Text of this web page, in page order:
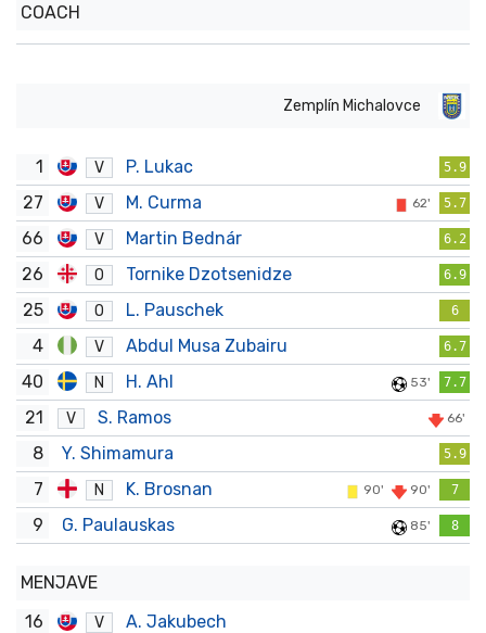
COACH
Zemplín Michalovce
1 V P. Lukac 5.9
27 V M. Curma 62' 5.7
66 V Martin Bednár 6.2
26 O Tornike Dzotsenidze 6.9
25 O L. Pauschek 6
4 V Abdul Musa Zubairu 6.7
40 N H. Ahl 53' 7.7
21 V S. Ramos 66'
8 Y. Shimamura 5.9
7 N K. Brosnan 90' 90' 7
9 G. Paulauskas 85' 8
MENJAVE
16
V
A. Jakubech